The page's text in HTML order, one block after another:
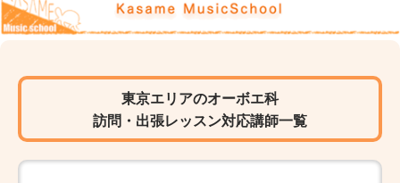
東京エリアのオーボエ科
訪問・出張レッスン対応講師一覧